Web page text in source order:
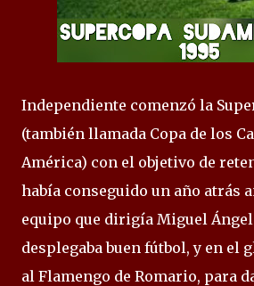
Independiente comenzó la
(también llamada Copa de los
América) con el objetivo de
había conseguido un año atrás
equipo que dirigía Miguel
desplegaba buen fútbol, y en el
al Flamengo de Romario, para